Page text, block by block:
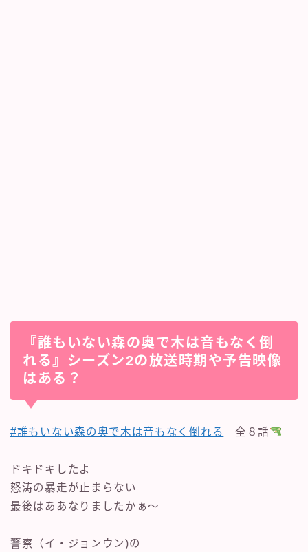
『誰もいない森の奥で木は音もなく倒
れる』シーズン2の放送時期や予告映像
はある？
#誰もいない森の奥で木は音もなく倒れる 全８話
ドキドキしたよ
怒涛の暴走が止まらない
最後はああなりましたかぁ～
警察（イ・ジョンウン)の